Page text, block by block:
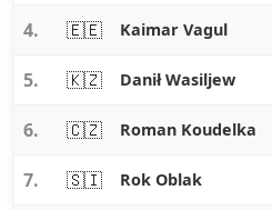
4. 🇪🇪 Kaimar Vagul
5. 🇰🇿 Danił Wasiljew
6. 🇨🇿 Roman Koudelka
7. 🇸🇮 Rok Oblak